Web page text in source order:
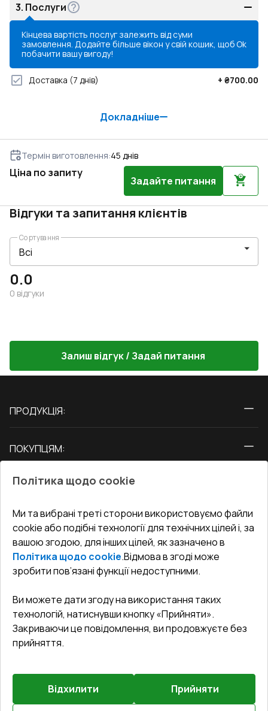
3. Послуги
Кінцева вартість послуг залежить від суми
замовлення. Додайте більше вікон у свій кошик, щоб
побачити вашу вигоду!
Ok
Доставка (7 днів) + ₴700.00
Докладніше
Термін виготовлення:45 днів
Ціна по запиту
Задайте питання
Відгуки та запитання клієнтів
0.0
0 відгуки
Сортування
Залиш відгук / Задай питання
ПРОДУКЦІЯ:
Двері
ПОКУПЦЯМ:
Блог
Адреса гіпермаркета
Як правильно заміряти вікна
СЕРВІС ТА ОБЛУГОВУВАННЯ:
Доставка і Оплата
Гарантія та Сервіс
Повернення товару
Договір публічної оферти
КОНТАКТИ
Офіс:Україна, м. Вінниця, вул. Келецька 60 кв. 61
undefined(undefined)
©2026 Всі права захищені.
Сайт створено на платформіVitrager.com.
Політика щодо cookie
Ми та вибрані треті сторони використовуємо файли
cookie або подібні технології для технічних цілей і, за
вашою згодою, для інших цілей, як зазначено в
Політика щодо cookie.Відмова в згоді може
зробити пов’язані функції недоступними.
Ви можете дати згоду на використання таких
технологій, натиснувши кнопку «Прийняти».
Закриваючи це повідомлення, ви продовжуєте без
прийняття.
Відхилити Прийняти